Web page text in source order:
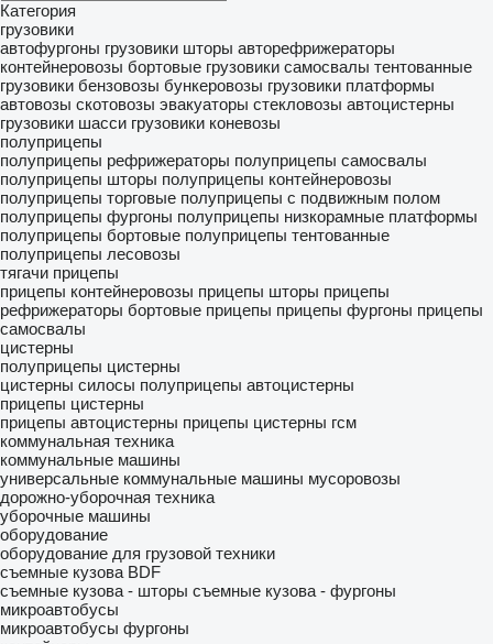
Категория
грузовики
автофургоны грузовики шторы авторефрижераторы
контейнеровозы бортовые грузовики самосвалы тентованные
грузовики бензовозы бункеровозы грузовики платформы
автовозы скотовозы эвакуаторы стекловозы автоцистерны
грузовики шасси грузовики коневозы
полуприцепы
полуприцепы рефрижераторы полуприцепы самосвалы
полуприцепы шторы полуприцепы контейнеровозы
полуприцепы торговые полуприцепы с подвижным полом
полуприцепы фургоны полуприцепы низкорамные платформы
полуприцепы бортовые полуприцепы тентованные
полуприцепы лесовозы
тягачи прицепы
прицепы контейнеровозы прицепы шторы прицепы
рефрижераторы бортовые прицепы прицепы фургоны прицепы
самосвалы
цистерны
полуприцепы цистерны
цистерны силосы полуприцепы автоцистерны
прицепы цистерны
прицепы автоцистерны прицепы цистерны гсм
коммунальная техника
коммунальные машины
универсальные коммунальные машины мусоровозы
дорожно-уборочная техника
уборочные машины
оборудование
оборудование для грузовой техники
съемные кузова BDF
съемные кузова - шторы съемные кузова - фургоны
микроавтобусы
микроавтобусы фургоны